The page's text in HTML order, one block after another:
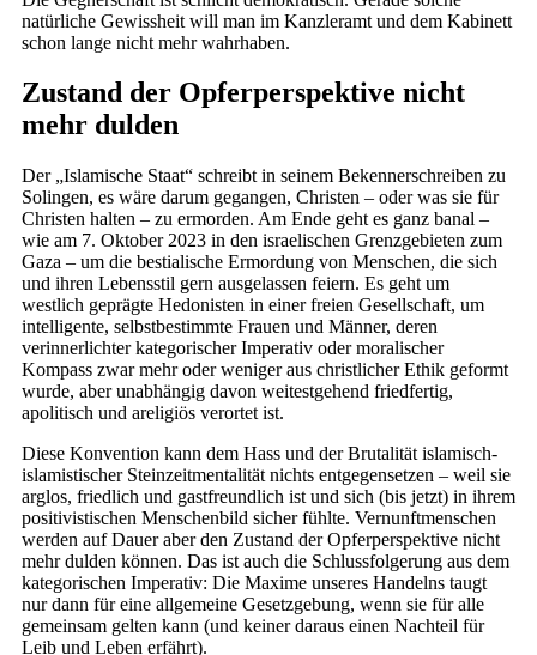
natürliche Gewissheit will man im Kanzleramt und dem Kabinett
schon lange nicht mehr wahrhaben.
Zustand der Opferperspektive nicht
mehr dulden
Der „Islamische Staat“ schreibt in seinem Bekennerschreiben zu
Solingen, es wäre darum gegangen, Christen – oder was sie für
Christen halten – zu ermorden. Am Ende geht es ganz banal –
wie am 7. Oktober 2023 in den israelischen Grenzgebieten zum
Gaza – um die bestialische Ermordung von Menschen, die sich
und ihren Lebensstil gern ausgelassen feiern. Es geht um
westlich geprägte Hedonisten in einer freien Gesellschaft, um
intelligente, selbstbestimmte Frauen und Männer, deren
verinnerlichter kategorischer Imperativ oder moralischer
Kompass zwar mehr oder weniger aus christlicher Ethik geformt
wurde, aber unabhängig davon weitestgehend friedfertig,
apolitisch und areligiös verortet ist.
Diese Konvention kann dem Hass und der Brutalität islamisch-
islamistischer Steinzeitmentalität nichts entgegensetzen – weil sie
arglos, friedlich und gastfreundlich ist und sich (bis jetzt) in ihrem
positivistischen Menschenbild sicher fühlte. Vernunftmenschen
werden auf Dauer aber den Zustand der Opferperspektive nicht
mehr dulden können. Das ist auch die Schlussfolgerung aus dem
kategorischen Imperativ: Die Maxime unseres Handelns taugt
nur dann für eine allgemeine Gesetzgebung, wenn sie für alle
gemeinsam gelten kann (und keiner daraus einen Nachteil für
Leib und Leben erfährt).